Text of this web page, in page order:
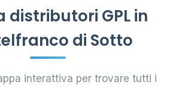
distributori GPL in
di Sotto
interattiva per trovare tutti i